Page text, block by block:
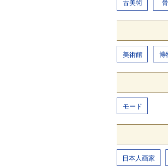
古美術
美術館 博
モード
日本人画家